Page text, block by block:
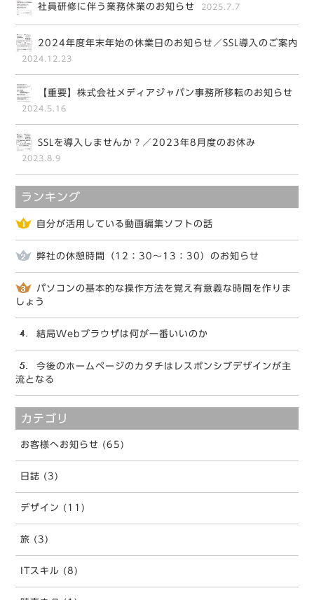
社員研修に伴う業務休業のお知らせ 2025.7.7
2024年度年末年始の休業日のお知らせ／SSL導入のご案内
2024.12.23
【重要】株式会社メディアジャパン事務所移転のお知らせ
2024.5.16
SSLを導入しませんか？／2023年8月度のお休み
2023.8.9
ランキング
自分が活用している動画編集ソフトの話
弊社の休憩時間（12：30～13：30）のお知らせ
パソコンの基本的な操作方法を覚え有意義な時間を作りま
しょう
結局Webブラウザは何が一番いいのか
今後のホームページのカタチはレスポンシブデザインが主
流となる
カテゴリ
お客様へお知らせ (65)
日誌 (3)
デザイン (11)
旅 (3)
ITスキル (8)